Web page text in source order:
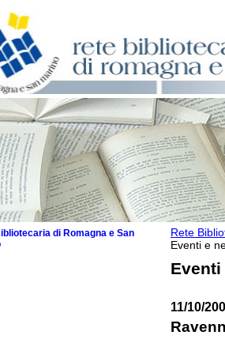
Rete
Eventi e
Eventi
11/10/
di Romagna e San